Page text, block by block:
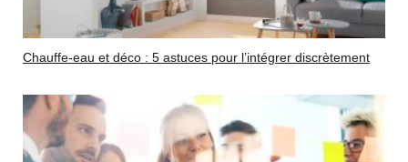
Chauffe-eau et déco : 5 astuces pour l’intégrer discrètement